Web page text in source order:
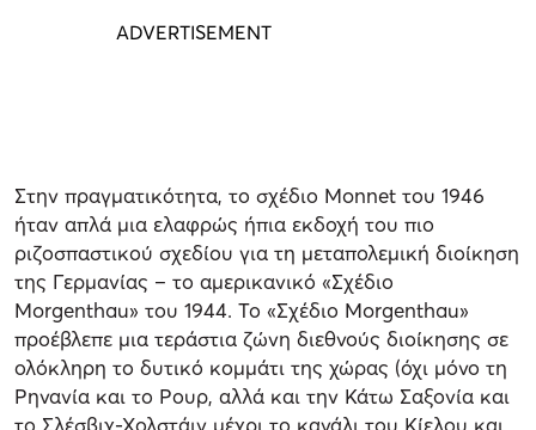
Στην πραγματικότητα, το σχέδιο Monnet του 1946
ήταν απλά μια ελαφρώς ήπια εκδοχή του πιο
ριζοσπαστικού σχεδίου για τη μεταπολεμική διοίκηση
της Γερμανίας – το αμερικανικό «Σχέδιο
Morgenthau» του 1944. Το «Σχέδιο Morgenthau»
προέβλεπε μια τεράστια ζώνη διεθνούς διοίκησης σε
ολόκληρη το δυτικό κομμάτι της χώρας (όχι μόνο τη
Ρηνανία και το Ρουρ, αλλά και την Κάτω Σαξονία και
το Σλέσβιχ-Χολστάιν μέχρι το κανάλι του Κίελου και